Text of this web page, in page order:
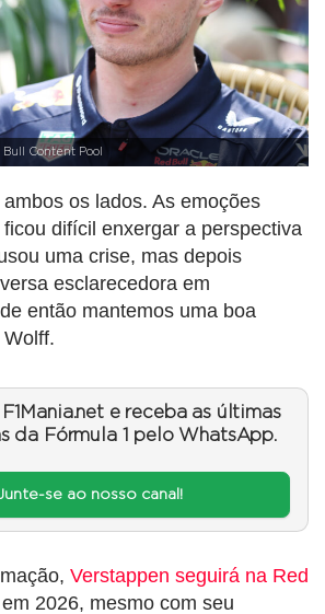
Content Pool
os lados. As emoções
difícil enxergar a perspectiva
uma crise, mas depois
esclarecedora em
então mantemos uma boa
Wolff.
e receba as últimas
da Fórmula 1 pelo WhatsApp.
se ao nosso canal!
Verstappen seguirá na Red
2026, mesmo com seu